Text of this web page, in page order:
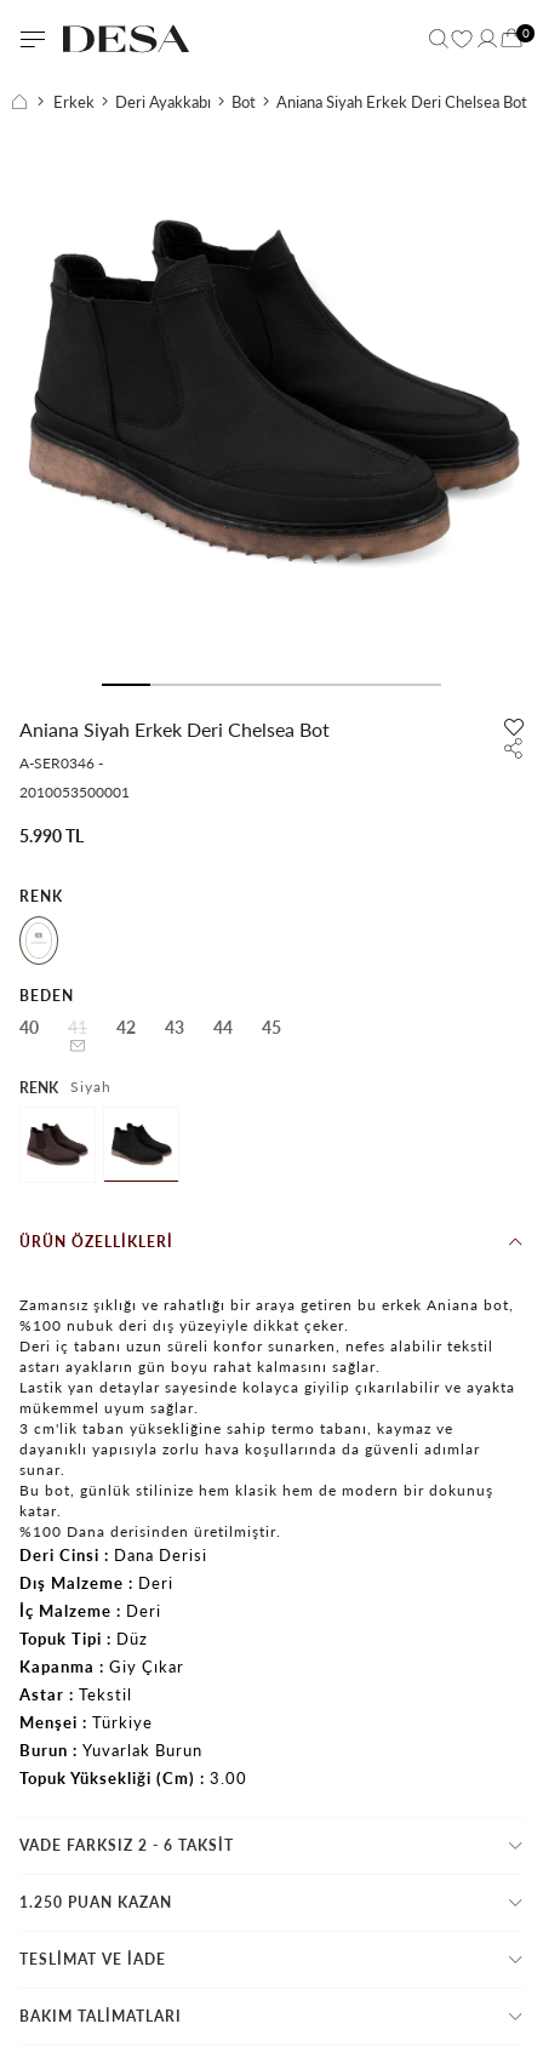
0
Erkek Deri Ayakkabı Bot Aniana Siyah Erkek Deri Chelsea Bot
Aniana Siyah Erkek Deri Chelsea Bot
A-SER0346 -
2010053500001
5.990 TL
RENK
BEDEN
40 41 42 43 44 45
RENK Siyah
ÜRÜN ÖZELLIKLERI
Zamansız şıklığı ve rahatlığı bir araya getiren bu erkek Aniana bot,
%100 nubuk deri dış yüzeyiyle dikkat çeker.
Deri iç tabanı uzun süreli konfor sunarken, nefes alabilir tekstil
astarı ayakların gün boyu rahat kalmasını sağlar.
Lastik yan detaylar sayesinde kolayca giyilip çıkarılabilir ve ayakta
mükemmel uyum sağlar.
3 cm'lik taban yüksekliğine sahip termo tabanı, kaymaz ve
dayanıklı yapısıyla zorlu hava koşullarında da güvenli adımlar
sunar.
Bu bot, günlük stilinize hem klasik hem de modern bir dokunuş
katar.
%100 Dana derisinden üretilmiştir.
Deri Cinsi
Dana Derisi
Dış Malzeme
Deri
İç Malzeme
Deri
Topuk Tipi
Düz
Kapanma
Giy Çıkar
Astar
Tekstil
Menşei
Türkiye
Burun
Yuvarlak Burun
Topuk Yüksekliği (Cm)
3.00
VADE FARKSIZ 2 - 6 TAKSIT
1.250 PUAN KAZAN
TESLİMAT VE İADE
BAKIM TALİMATLARI